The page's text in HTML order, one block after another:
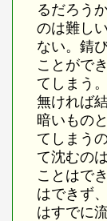
るだろう
のは難し
ない。錆
ことがで
てしまう
無ければ
暗いもの
てしまう
て沈むの
ことはで
はできず
はすでに